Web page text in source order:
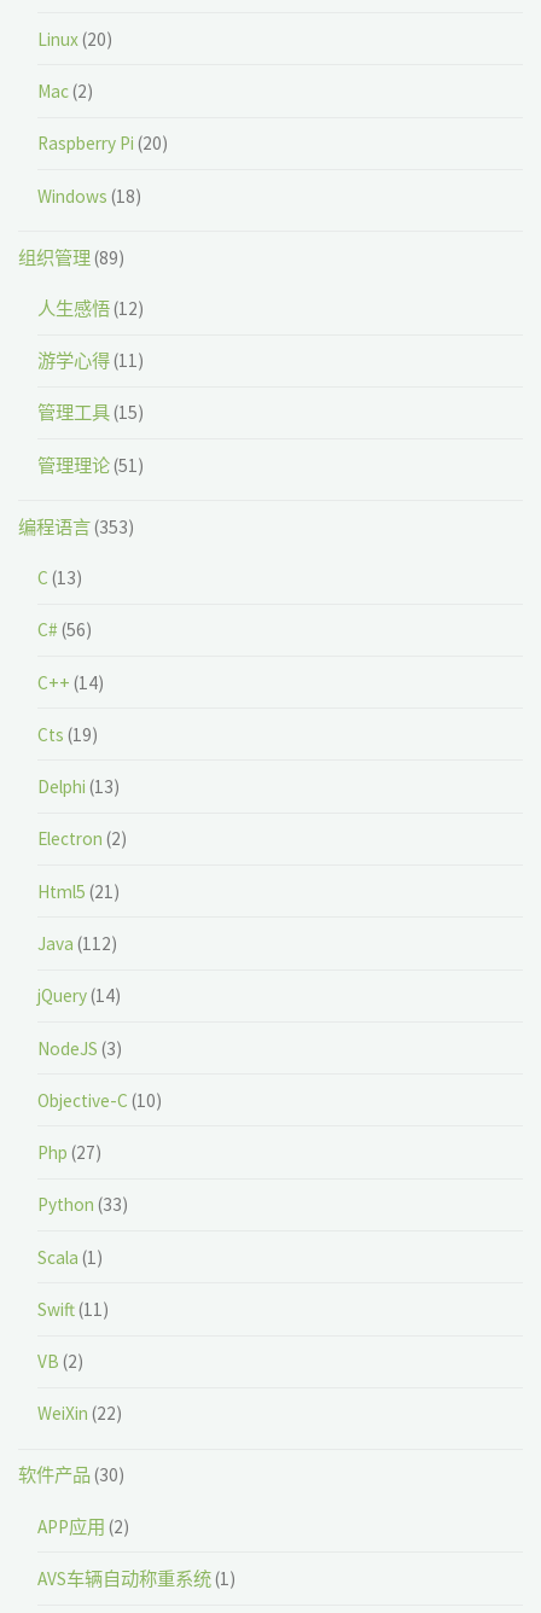
Linux(20)
Mac(2)
Raspberry Pi (20)
Windows (18)
组织管理(89)
人生感悟(12)
游学心得(11)
管理工具(15)
管理理论(51)
编程语言(353)
C (13)
C# (56)
C++ (14)
Cts (19)
Delphi (13)
Electron (2)
Html5 (21)
Java (112)
jQuery(14)
NodeJS (3)
Objective-C (10)
Php (27)
Python (33)
Scala (1)
Swift(11)
VB (2)
WeiXin (22)
软件产品(30)
APP应用 (2)
AVS车辆自动称重系统(1)